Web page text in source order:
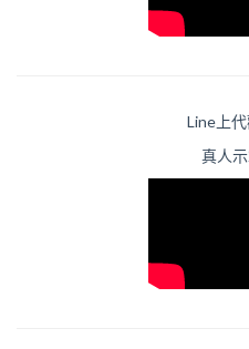
Line上
真人